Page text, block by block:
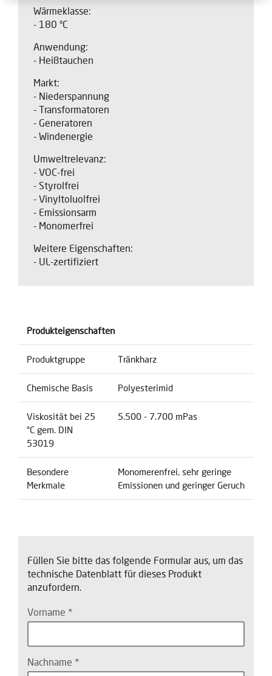
Wärmeklasse:
- 180 °C
Anwendung:
- Heißtauchen
Markt:
- Niederspannung
- Transformatoren
- Generatoren
- Windenergie
Umweltrelevanz:
- VOC-frei
- Styrolfrei
- Vinyltoluolfrei
- Emissionsarm
- Monomerfrei
Weitere Eigenschaften:
- UL-zertifiziert
Produkteigenschaften
Produktgruppe Tränkharz
Chemische Basis Polyesterimid
Viskosität bei 25
°C gem. DIN
53019
5.500 - 7.700 mPas
Besondere
Merkmale
Monomerenfrei, sehr geringe
Emissionen und geringer Geruch
Füllen Sie bitte das folgende Formular aus, um das
technische Datenblatt für dieses Produkt
anzufordern.
Vorname
Nachname